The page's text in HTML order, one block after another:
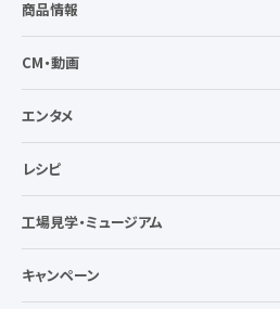
商品情報
CM・動画
エンタメ
レシピ
工場見学・ミュージアム
キャンペーン